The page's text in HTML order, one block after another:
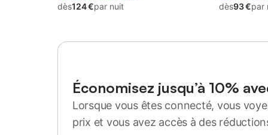
dès124 €par nuit
dès93 €par
Économisez jusqu’à 10%
Lorsque vous êtes connecté, vous
prix et vous avez accès à des